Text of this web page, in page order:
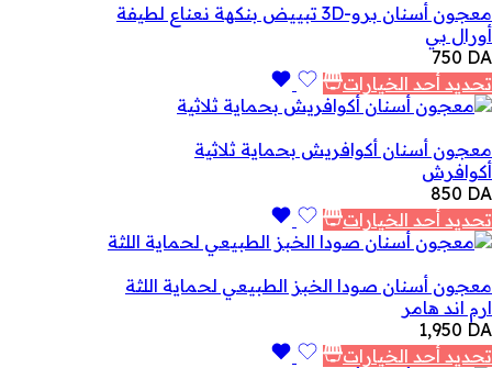
معجون أسنان برو-3D تبييض بنكهة نعناع لطيفة
أورال بي
750 DA
تحديد أحد الخيارات
معجون أسنان أكوافريش بحماية ثلاثية
أكوافرش
850 DA
تحديد أحد الخيارات
معجون أسنان صودا الخبز الطبيعي لحماية اللثة
ارم اند هامر
1,950 DA
تحديد أحد الخيارات